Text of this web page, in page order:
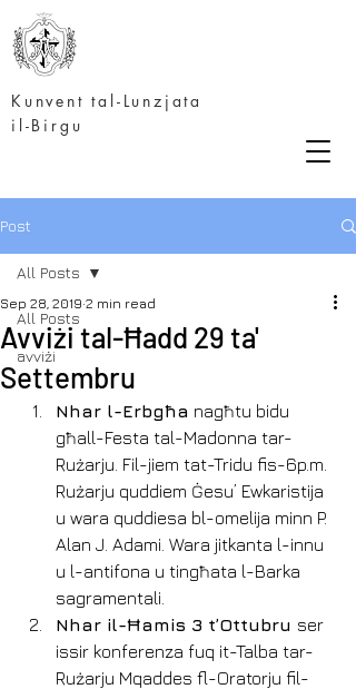
Kunvent tal-Lunzjata
il-Birgu
Post
All Posts
avviżi
All Posts
Avviżi tal-Ħadd 29 ta'
Settembru
Sep 28, 2019 2 min read
Nhar l-Erbgħa nagħtu bidu
għall-Festa tal-Madonna tar-
Rużarju. Fil-jiem tat-Tridu fis-6p.m.
Rużarju quddiem Ġesu’ Ewkaristija
u wara quddiesa bl-omelija minn P.
Alan J. Adami. Wara jitkanta l-innu
u l-antifona u tingħata l-Barka
sagramentali.
Nhar il-Ħamis 3 t’Ottubru ser
issir konferenza fuq it-Talba tar-
Rużarju Mqaddes fl-Oratorju fil-